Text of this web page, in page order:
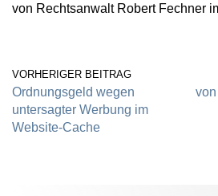
von Rechtsanwalt Robert Fechner
VORHERIGER BEITRAG
Ordnungsgeld wegen
untersagter Werbung im
Website-Cache